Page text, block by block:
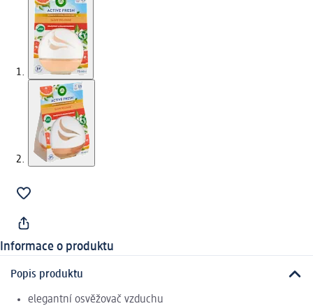
Informace o produktu
Popis produktu
elegantní osvěžovač vzduchu